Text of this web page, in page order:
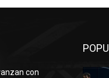
con